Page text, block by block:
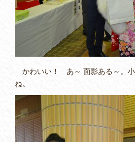
かわいい！ あ～ 面影ある～。小
ね。